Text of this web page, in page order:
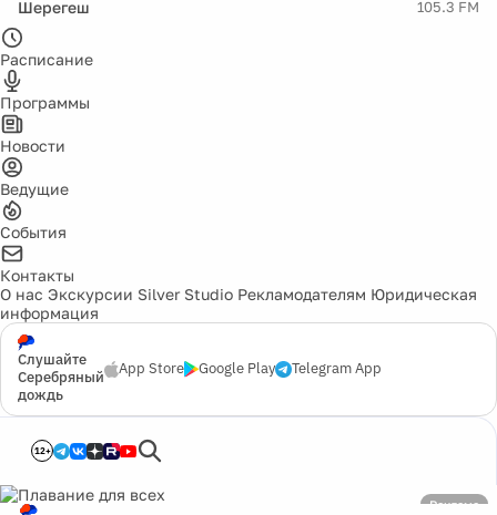
Шерегеш 105.3 FM
Расписание
Программы
Новости
Ведущие
События
Контакты
О нас Экскурсии Silver Studio Рекламодателям Юридическая
информация
Слушайте
Серебряный
дождь
App Store Google Play Telegram App
12+
Реклама